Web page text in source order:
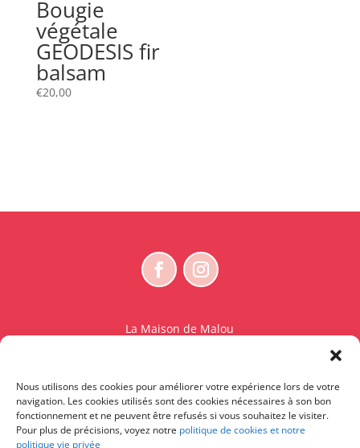
Nous utilisons des cookies pour améliorer votre expérience lors de votre
navigation. Les cookies utilisés sont des cookies nécessaires à son bon
fonctionnement et ne peuvent être refusés si vous souhaitez le visiter.
Pour plus de précisions, voyez notre politique de cookies et notre
politique vie privée
Bougie
végétale
GEODESIS fir
balsam
€20,00
La Maison de Malou
BE 0765.825.589
© La Maison de Malou – TDM interdit sauf accord